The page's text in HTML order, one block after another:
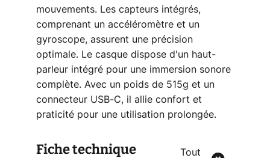
mouvements. Les capteurs intégrés,
comprenant un accéléromètre et un
gyroscope, assurent une précision
optimale. Le casque dispose d'un haut-
parleur intégré pour une immersion sonore
complète. Avec un poids de 515g et un
connecteur USB-C, il allie confort et
praticité pour une utilisation prolongée.
Fiche technique
Tout